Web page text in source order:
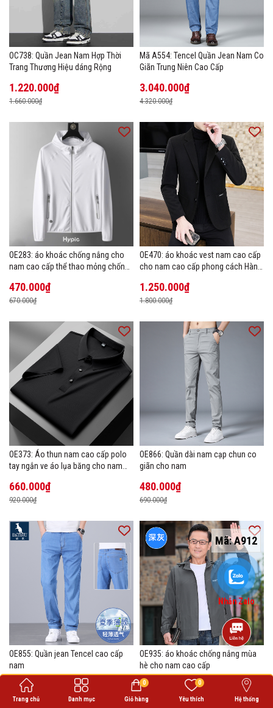
Mã:A912
OC738: Quần Jean Nam Hợp Thời
Trang Thương Hiệu dáng Rộng
1.220.000₫
1.660.000₫
Mã A554: Tencel Quần Jean Nam Co
Giãn Trung Niên Cao Cấp
3.040.000₫
4.320.000₫
OE283: áo khoác chống nắng cho
nam cao cấp thể thao mỏng chống
470.000₫
670.000₫
OE470: áo khoác vest nam cao cấp
cho nam cao cấp phong cách Hàn
1.250.000₫
1.800.000₫
OE373: Áo thun nam cao cấp polo
tay ngắn ve áo lụa băng cho nam
660.000₫
920.000₫
OE866: Quần dài nam cạp chun co
giãn cho nam
480.000₫
690.000₫
OE855: Quần jean Tencel cao cấp
nam
950.000₫
1.360.000₫
OE935: áo khoác chống nắng mùa
hè cho nam cao cấp
500.000₫
700.000₫
Trang chủ Danh mục Giỏ hàng
0
Yêu thích
0
Hệ thống
Nhắn Zalo